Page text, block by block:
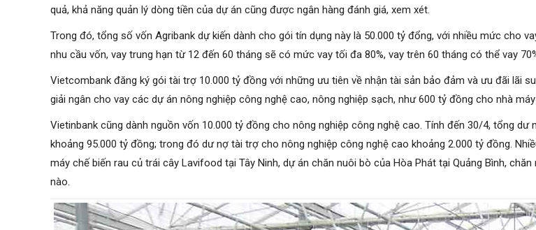
quả, khả năng quản lý dòng tiền của dự án cũng được ngân hàng đánh giá, xem xét.
Trong đó, tổng số vốn Agribank dự kiến dành cho gói tín dụng này là 50.000 tỷ đổng, với nhiều mức cho
nhu cầu vốn, vay trung hạn từ 12 đến 60 tháng sẽ có mức vay tối đa 80%, vay trên 60 tháng có thể vay
Vietcombank đăng ký gói tài trợ 10.000 tỷ đồng với những ưu tiên về nhận tài sản bảo đảm và ưu đãi lãi
giải ngân cho vay các dự án nông nghiệp công nghệ cao, nông nghiệp sạch, như 600 tỷ đồng cho nhà
Vietinbank cũng dành nguồn vốn 10.000 tỷ đồng cho nông nghiệp công nghệ cao. Tính đến 30/4, tổng
khoảng 95.000 tỷ đồng; trong đó dư nợ tài trợ cho nông nghiệp công nghệ cao khoảng 2.000 tỷ đồng.
máy chế biến rau củ trái cây Lavifood tại Tây Ninh, dự án chăn nuôi bò của Hòa Phát tại Quảng Bình,
nào.